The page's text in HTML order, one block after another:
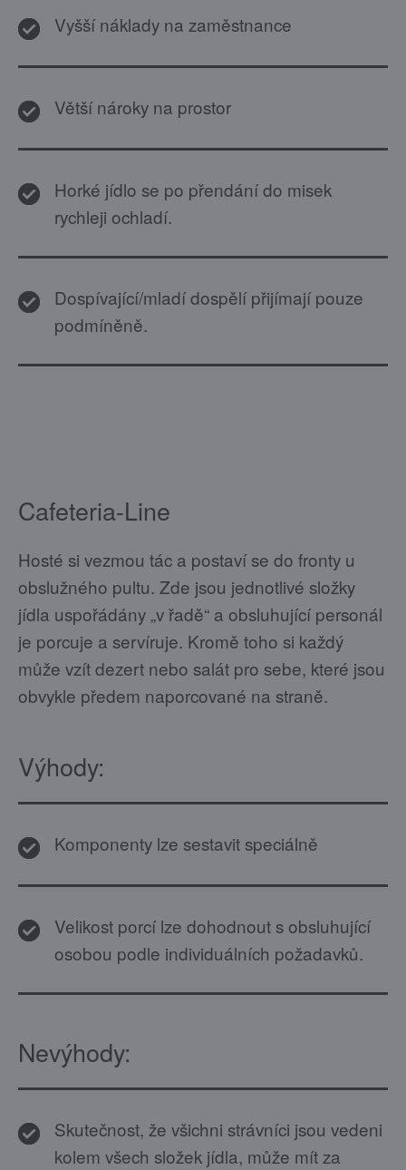
Vyšší náklady na zaměstnance
Větší nároky na prostor
Horké jídlo se po přendání do misek
rychleji ochladí.
Dospívající/mladí dospělí přijímají pouze
podmíněně.
Cafeteria-Line
Hosté si vezmou tác a postaví se do fronty u
obslužného pultu. Zde jsou jednotlivé složky
jídla uspořádány „v řadě“ a obsluhující personál
je porcuje a servíruje. Kromě toho si každý
může vzít dezert nebo salát pro sebe, které jsou
obvykle předem naporcované na straně.
Výhody:
Komponenty lze sestavit speciálně
Velikost porcí lze dohodnout s obsluhující
osobou podle individuálních požadavků.
Nevýhody:
Skutečnost, že všichni strávníci jsou vedeni
kolem všech složek jídla, může mít za